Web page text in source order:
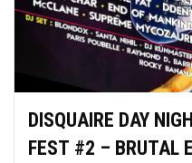
DISQUAIRE DAY
FEST #2 – BRUTAL